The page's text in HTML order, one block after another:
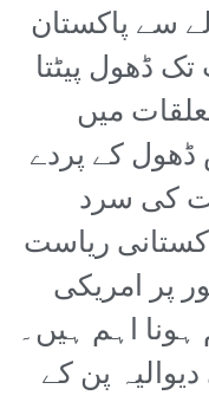
سے پاکستان
ڈھول پیٹتا
میں
کے پردے
کی سرد
ریاست
پر امریکی
ہونا اہم ہیں۔
پن کے